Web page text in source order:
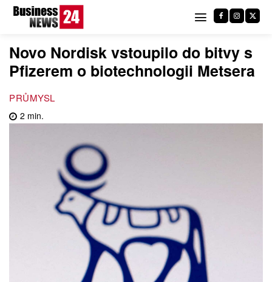
Novo Nordisk vstoupilo do bitvy s
Pfizerem o biotechnologii Metsera
PRŮMYSL
2 min.